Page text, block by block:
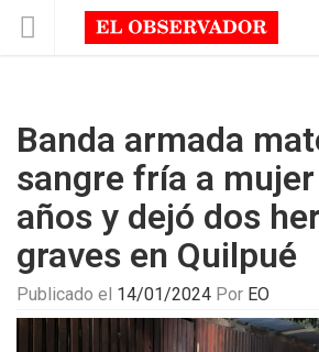
Banda armada
sangre fría a
años y dejó dos
graves en Quilpué
Publicado el 14/01/2024 Por EO